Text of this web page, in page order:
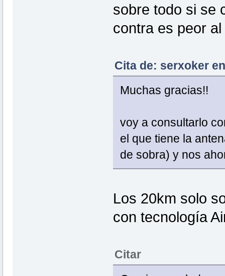
sobre todo si se
contra es peor
Cita de: serxoker
Muchas gracias!!
voy a consultarlo
el que tiene la
de sobra) y nos
Los 20km solo
con tecnología
Citar